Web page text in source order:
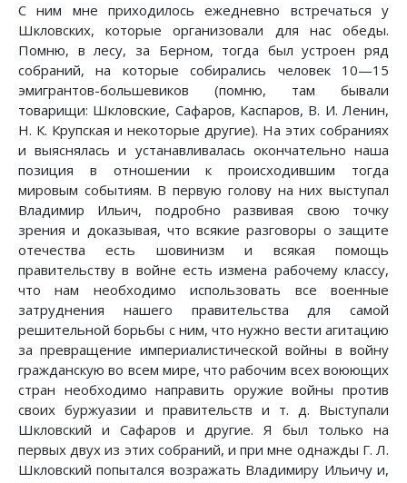
С ним мне приходилось ежедневно встречаться у
Шкловских, которые организовали для нас обеды.
Помню, в лесу, за Берном, тогда был устроен ряд
собраний, на которые собирались человек 10—15
эмигрантов-большевиков (помню, там бывали
товарищи: Шкловские, Сафаров, Каспаров, В. И. Ленин,
Н. К. Крупская и некоторые другие). На этих собраниях
и выяснялась и устанавливалась окончательно наша
позиция в отношении к происходившим тогда
мировым событиям. В первую голову на них выступал
Владимир Ильич, подробно развивая свою точку
зрения и доказывая, что всякие разговоры о защите
отечества есть шовинизм и всякая помощь
правительству в войне есть измена рабочему классу,
что нам необходимо использовать все военные
затруднения нашего правительства для самой
решительной борьбы с ним, что нужно вести агитацию
за превращение империалистической войны в войну
гражданскую во всем мире, что рабочим всех воюющих
стран необходимо направить оружие войны против
своих буржуазии и правительств и т. д. Выступали
Шкловский и Сафаров и другие. Я был только на
первых двух из этих собраний, и при мне однажды Г. Л.
Шкловский попытался возражать Владимиру Ильичу и,